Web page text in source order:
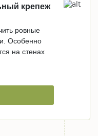
крепеж
ровные
Особенно
на стенах